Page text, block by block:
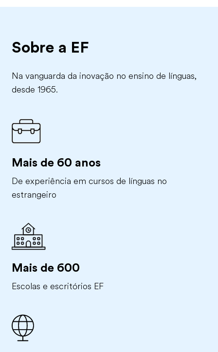
Sobre a EF
Na vanguarda da inovação no ensino de línguas,
desde 1965.
Mais de 60 anos
De experiência em cursos de línguas no
estrangeiro
Mais de 600
Escolas e escritórios EF